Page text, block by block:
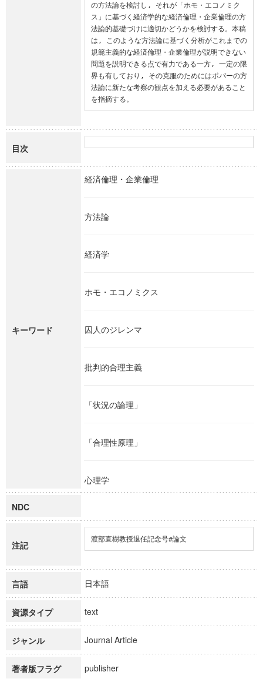
の方法論を検討し, それが「ホモ・エコノミク
ス」に基づく経済学的な経済倫理・企業倫理の方
法論的基礎づけに適切かどうかを検討する。本稿
は, このような方法論に基づく分析がこれまでの
規範主義的な経済倫理・企業倫理が説明できない
問題を説明できる点で有力である一方, 一定の限
界も有しており, その克服のためにはポパーの方
法論に新たな考察の観点を加える必要があること
を指摘する。
目次
キーワード
経済倫理・企業倫理
方法論
経済学
ホモ・エコノミクス
囚人のジレンマ
批判的合理主義
「状況の論理」
「合理性原理」
心理学
NDC
注記
渡部直樹教授退任記念号#論文
言語 日本語
資源タイプ text
ジャンル Journal Article
著者版フラグ publisher